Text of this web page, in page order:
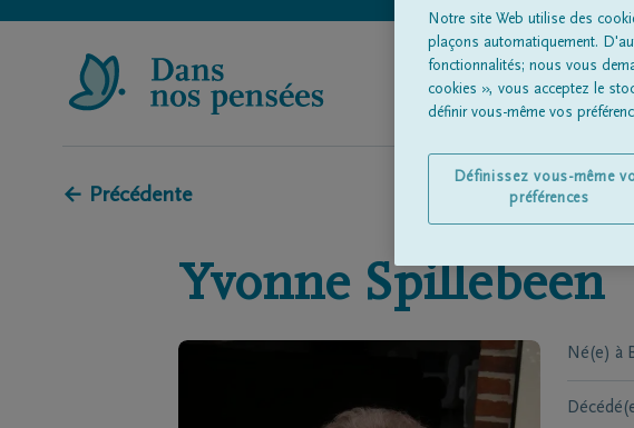
← Précédente
Yvonne Spillebeen
Né(e) à
Notre site Web utilise des
plaçons automatiquement.
fonctionnalités; nous vous
cookies », vous acceptez le
définir vous-même vos
Définissez vous-même
préférences